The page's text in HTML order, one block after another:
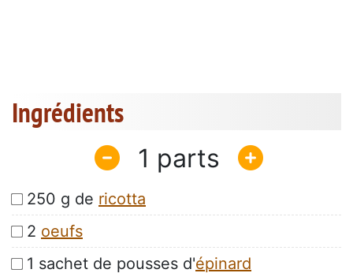
Ingrédients
1
250 g de ricotta
2 oeufs
1 sachet de pousses d'épinard